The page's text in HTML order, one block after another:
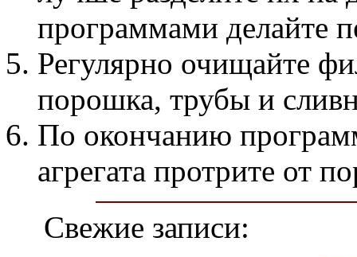
программами делайте
Регулярно очищайте
порошка, трубы и
По окончанию
агрегата протрите от
Свежие записи: